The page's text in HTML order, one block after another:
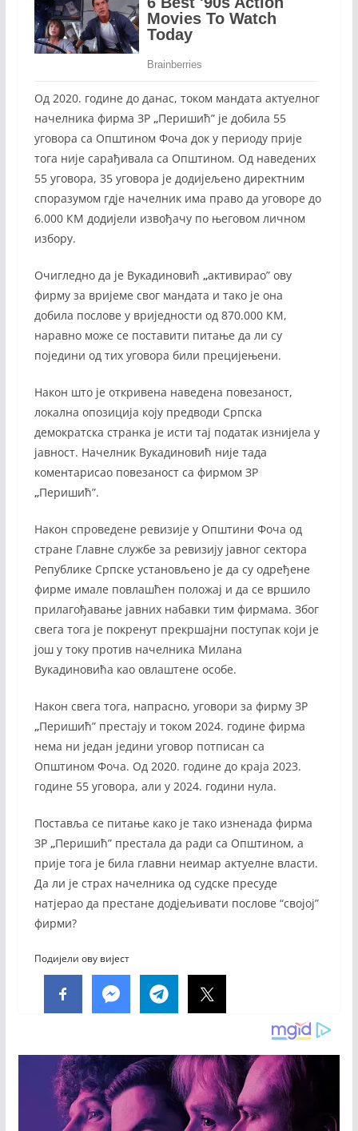
Од 2020. године до данас, током мандата актуелног
начелника фирма ЗР „Перишић” је добила 55
уговора са Општином Фоча док у периоду прије
тога није сарађивала са Општином. Од наведених
55 уговора, 35 уговора је додијељено директним
споразумом гдје начелник има право да уговоре до
6.000 КМ додијели извођачу по његовом личном
избору.
Очигледно да је Вукадиновић „активирао” ову
фирму за вријеме свог мандата и тако је она
добила послове у вриједности од 870.000 КМ,
наравно може се поставити питање да ли су
поједини од тих уговора били прецијењени.
Након што је откривена наведена повезаност,
локална опозиција коју предводи Српска
демократска странка је исти тај податак изнијела у
јавност. Начелник Вукадиновић није тада
коментарисао повезаност са фирмом ЗР
„Перишић”.
Након спроведене ревизије у Општини Фоча од
стране Главне службе за ревизију јавног сектора
Републике Српске установљено је да су одређене
фирме имале повлашћен положај и да се вршило
прилагођавање јавних набавки тим фирмама. Због
свега тога је покренут прекршајни поступак који је
још у току против начелника Милана
Вукадиновића као овлаштене особе.
Након свега тога, напрасно, уговори за фирму ЗР
„Перишић” престају и током 2024. године фирма
нема ни један једини уговор потписан са
Општином Фоча. Од 2020. године до краја 2023.
године 55 уговора, али у 2024. години нула.
Поставља се питање како је тако изненада фирма
ЗР „Перишић” престала да ради са Општином, а
прије тога је била главни неимар актуелне власти.
Да ли је страх начелника од судске пресуде
натјерао да престане додјељивати послове “својој”
фирми?
Подијели ову вијест